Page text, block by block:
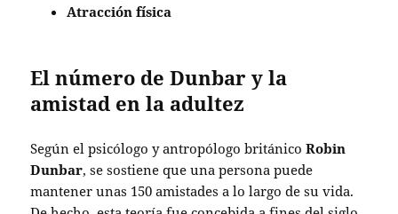
Atracción física
El número de Dunbar y la
amistad en la adultez
Según el psicólogo y antropólogo británicoRobin
Dunbar, se sostiene que una persona puede
mantener unas 150 amistades a lo largo de su vida.